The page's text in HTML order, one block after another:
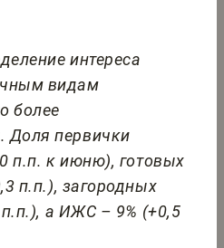
интереса
видам
более
Доля первички
п.п. к июню), готовых
п.п.), загородных
а ИЖС – 9% (+0,5